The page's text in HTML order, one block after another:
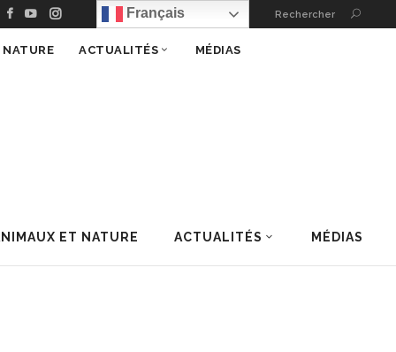
Français Rechercher
ET NATURE ACTUALITÉS MÉDIAS
ACTUALITÉS MÉDIAS